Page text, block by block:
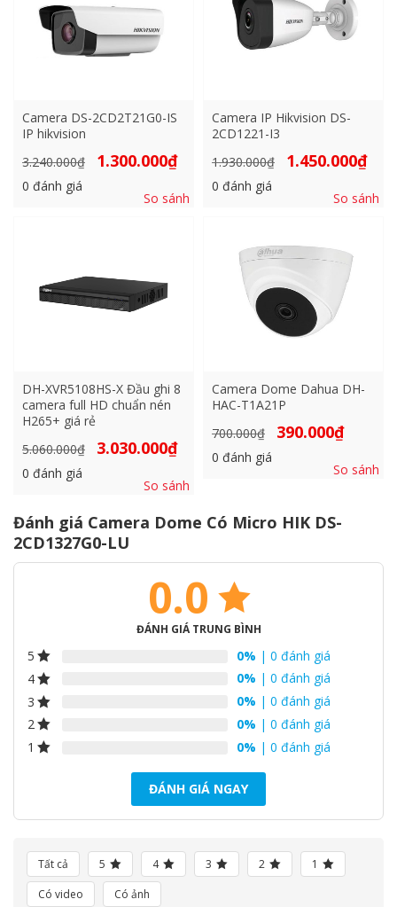
Camera DS-2CD2T21G0-IS
IP hikvision
3.240.000₫
Giá
gốc
3.240.000₫.
1.300.000₫Giá
là:
0 đánh giá
So sánh
Camera IP Hikvision DS-
2CD1221-I3
1.930.000₫
Giá
gốc
1.930.000₫.
1.450.000₫Giá
là:
0 đánh giá
So sánh
DH-XVR5108HS-X Đầu ghi 8
camera full HD chuẩn nén
H265+ giá rẻ
5.060.000₫
Giá
gốc
5.060.000₫.
3.030.000₫Giá
là:
0 đánh giá
So sánh
Camera Dome Dahua DH-
HAC-T1A21P
700.000₫
Giá
gốc
390.000₫Giá
là:
0 đánh giá
So sánh
Đánh giá Camera Dome Có Micro HIK DS-
2CD1327G0-LU
0.0
ĐÁNH GIÁ TRUNG BÌNH
5 0% | 0 đánh giá
4
0% | 0 đánh giá
3
0% | 0 đánh giá
2
0% | 0 đánh giá
1
0% | 0 đánh giá
ĐÁNH GIÁ NGAY
Tất cả 5 4 3 2
1
Có video
Có ảnh